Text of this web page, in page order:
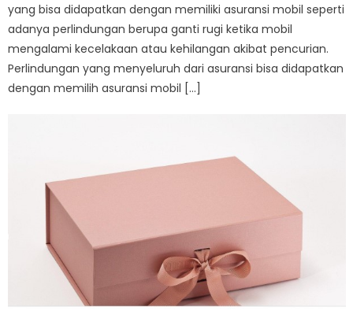
yang bisa didapatkan dengan memiliki asuransi mobil seperti
adanya perlindungan berupa ganti rugi ketika mobil
mengalami kecelakaan atau kehilangan akibat pencurian.
Perlindungan yang menyeluruh dari asuransi bisa didapatkan
dengan memilih asuransi mobil […]